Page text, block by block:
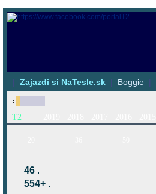
| Zajazdi si NaTesle.sk | Boggie |
:
T2
46 .
554+ .